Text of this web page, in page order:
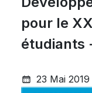
pour le
étudiants
23 Mai 2019